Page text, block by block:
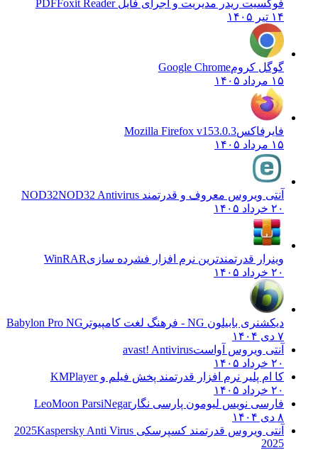
فوکسیت ریدر مدیریت و اجرای فایل PDF Foxit Reader
۱۴ تیر ۱۴۰۵
گوگل کرومGoogle Chrome
۱۵ مرداد ۱۴۰۵
فایرفاکسMozilla Firefox v153.0.3
۱۵ مرداد ۱۴۰۵
آنتی ویروس معروف و قدرتمند NOD32NOD32 Antivirus
۲۰ خرداد ۱۴۰۵
وینرار قدرتمندترین نرم افزار فشرده سازیWinRAR
۲۰ خرداد ۱۴۰۵
دیکشنری بابیلون NG - فرهنگ لغت کامپیوتر
Babylon Pro NG
آنتی ویروس آواستavast! Antivirus
۲۰ خرداد ۱۴۰۵
کا ام پلیر نرم افزار قدرتمند پخش فیلم وKMPlayer
۲۰ خرداد ۱۴۰۵
فارسی نویس لیومون پارسی نگارLeoMoon ParsiNegar
آنتی ویروس قدرتمند کسپرسکی 2025 Kaspersky Anti Virus
2025